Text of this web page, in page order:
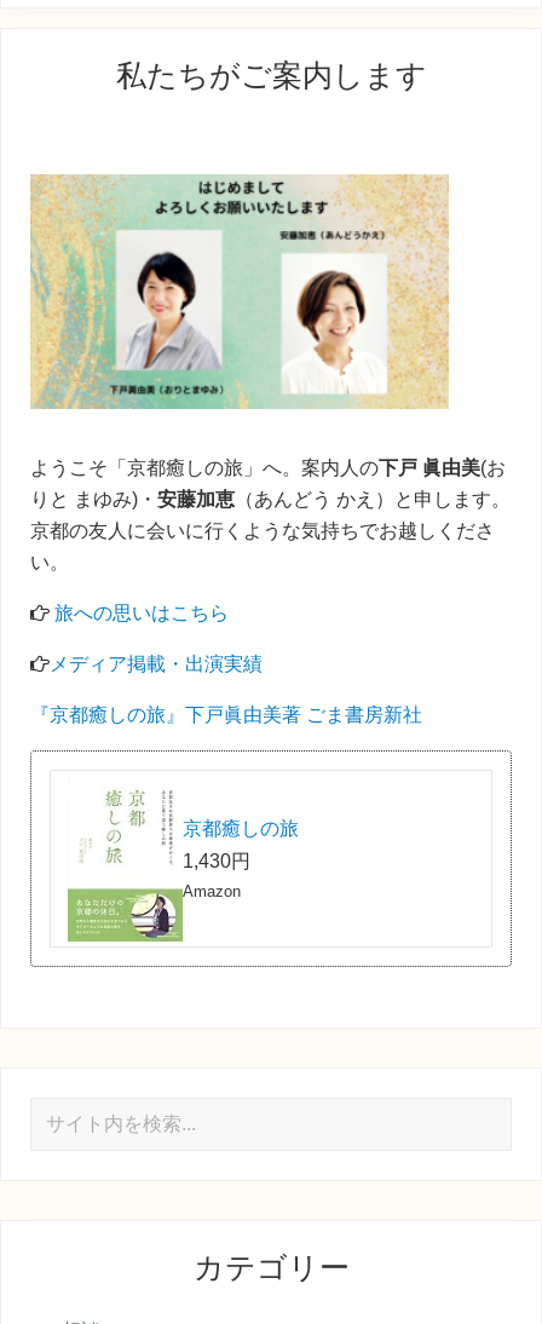
サ
イ
ド
バ
ー
私たちがご案内します
ようこそ「京都癒しの旅」へ。案内人の下戸 眞由美(お
りと まゆみ)・ 安藤加恵 （あんどう かえ）と申します。
京都の友人に会いに行くような気持ちでお越しくださ
い。
旅への思いはこちら
メディア掲載・出演実績
『京都癒しの旅』下戸眞由美著 ごま書房新社
京都癒しの旅
1,430円
Amazon
カテゴリー